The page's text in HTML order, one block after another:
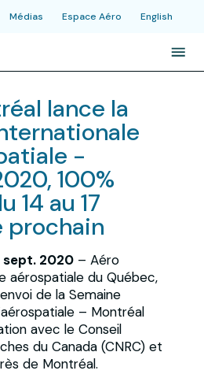
Médias Espace Aéro English
lance la
-
100%
14 au 17
prochain
sept. 2020 – Aéro
aérospatiale du Québec,
de la Semaine
– Montréal
avec le Conseil
du Canada (CNRC) et
de Montréal.